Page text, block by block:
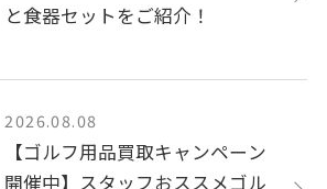
と食器セットをご紹介！
【ゴルフ用品買取キャンペーン
開催中】スタッフおススメゴル
2026.08.08